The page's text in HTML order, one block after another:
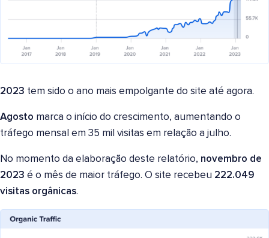
2023 tem sido o ano mais empolgante do site até agora.
Agosto marca o início do crescimento, aumentando o
tráfego mensal em 35 mil visitas em relação a julho.
No momento da elaboração deste relatório, novembro de
2023 é o mês de maior tráfego. O site recebeu 222.049
visitas orgânicas.